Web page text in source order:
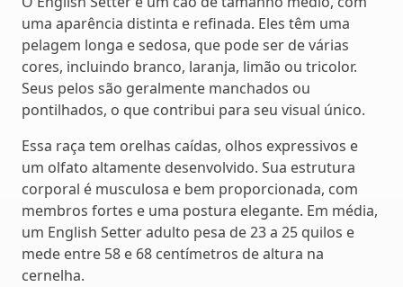
uma aparência distinta e refinada. Eles têm uma
pelagem longa e sedosa, que pode ser de várias
cores, incluindo branco, laranja, limão ou tricolor.
Seus pelos são geralmente manchados ou
pontilhados, o que contribui para seu visual único.
Essa raça tem orelhas caídas, olhos expressivos e
um olfato altamente desenvolvido. Sua estrutura
corporal é musculosa e bem proporcionada, com
membros fortes e uma postura elegante. Em média,
um English Setter adulto pesa de 23 a 25 quilos e
mede entre 58 e 68 centímetros de altura na
cernelha.